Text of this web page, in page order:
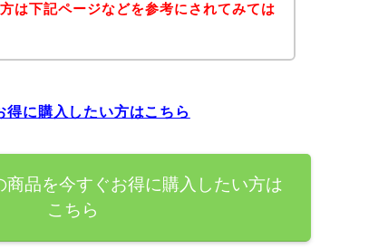
は下記ページなどを参考にされてみては
に購入したい方はこちら
商品を今すぐお得に購入したい方は
こちら